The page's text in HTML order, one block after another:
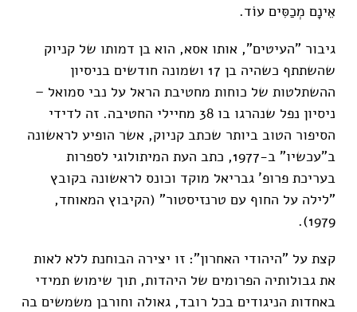
אֵינָם מְכַסִּים עוֹד.
גיבור "העיטים", אותו אסא, הוא בן דמותו של קניוק
שהשתתף כשהיה בן 17 ושמונה חודשים בניסיון
ההשתלטות של כוחות מחטיבת הראל על נבי סמואל –
ניסיון נפל שנהרגו בו 38 מחיילי החטיבה. זה לדידי
הסיפור הטוב ביותר שכתב קניוק, אשר הופיע לראשונה
ב"עכשיו" ב-1977, כתב העת המיתולוגי לספרות
בעריכת פרופ' גבריאל מוקד וכונס לראשונה בקובץ
"לילה על החוף עם טרנזיסטור" (הקיבוץ המאוחד,
1979).
קצת על "היהודי האחרון": זו יצירה הבוחנת ללא לאות
את גבולותיה הפרומים של היהדות, תוך שימוש תמידי
באחדות הניגודים בכל רובד, גאולה וחורבן משמשים בה